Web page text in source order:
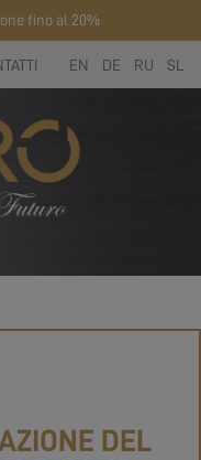
fino al 20%
EN DE RU SL
DEL